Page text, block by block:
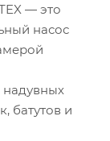
— это
насос
надувных
батутов и